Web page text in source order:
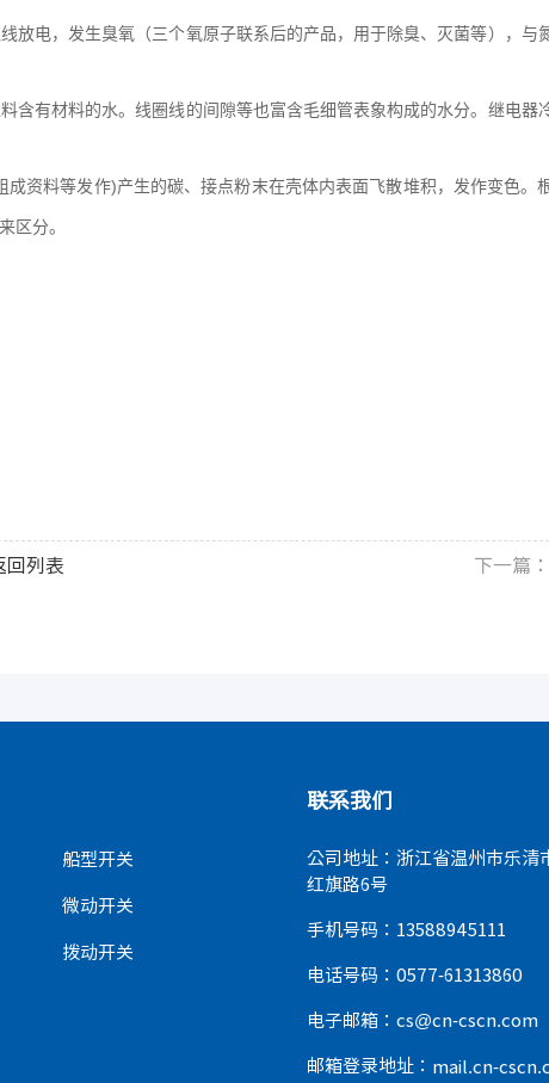
电，发生臭氧（三个氧原子联系后的产品，用于除臭、灭菌等），与
有材料的水。线圈线的间隙等也富含毛细管表象构成的水分。继电器
资料等发作)产生的碳、接点粉末在壳体内表面飞散堆积，发作变色。
区分。
回列表 下一篇
船型开关
微动开关
拨动开关
联系我们
公司地址：浙江省温州市乐清
红旗路6号
手机号码：13588945111
电话号码：0577-61313860
电子邮箱：cs@cn-cscn.com
邮箱登录地址： mail.cn-